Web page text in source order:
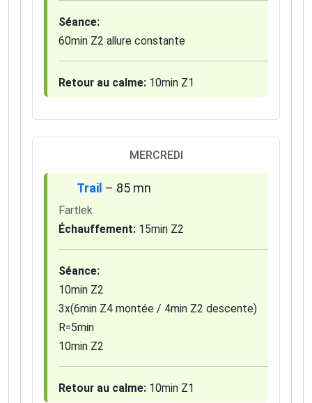
🚴‍♂️ Rejoignez la communauté des coureurs
et triathlètes passionnés
Rejoignez des milliers de sportifs passionnés et
recevez chaque mois :
✅ Des conseils d'entraînement exclusifs
✅ Des astuces de pros pour progresser plus vite
✅ Les dernières tendances matos & nutrition
1 email / mois. Zéro spam. 100 % utile.
Oui, je veux progresser 💪
Aucun spam, vous pouvez vous désinscrire à tout
Séance:
60min Z2 allure constante
Retour au calme: 10min Z1
MERCREDI
Trail – 85 mn
Fartlek
Échauffement: 15min Z2
Séance:
10min Z2
3x(6min Z4 montée / 4min Z2 descente)
R=5min
10min Z2
Retour au calme: 10min Z1